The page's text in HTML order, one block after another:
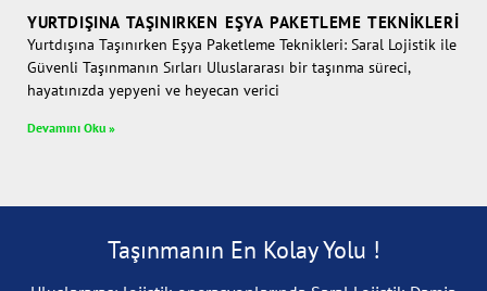
YURTDIŞINA TAŞINIRKEN EŞYA PAKETLEME TEKNIKLERI
Yurtdışına Taşınırken Eşya Paketleme Teknikleri: Saral Lojistik ile
Güvenli Taşınmanın Sırları Uluslararası bir taşınma süreci,
hayatınızda yepyeni ve heyecan verici
Devamını Oku »
Taşınmanın En Kolay Yolu !